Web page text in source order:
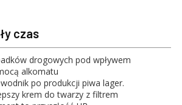
czas
drogowych pod wpływem
alkomatu
po produkcji piwa lager.
krem do twarzy z filtrem